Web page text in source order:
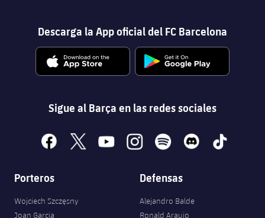
Descarga la App oficial del FC Barcelona
Sigue al Barça en las redes sociales
facebook
x youtubeinstagramspotify discord tiktok
Porteros
Wojciech Szczęsny
Joan Garcia
Defensas
Alejandro Balde
Ronald Araujo